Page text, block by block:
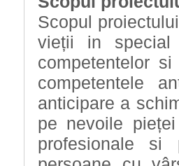
Scopul
vieții in special
competentelor
competentele
anticipare a
pe nevoile
profesionale si